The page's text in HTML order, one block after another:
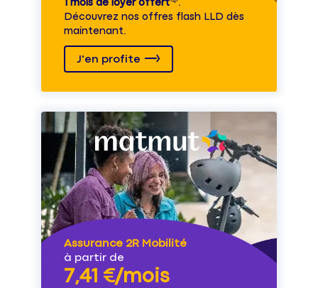
1 mois de loyer offert⁽⁴⁾.
Découvrez nos offres flash LLD dès
maintenant.
J'en profite
Assurance 2R Mobilité
à partir de
7,41 €/mois